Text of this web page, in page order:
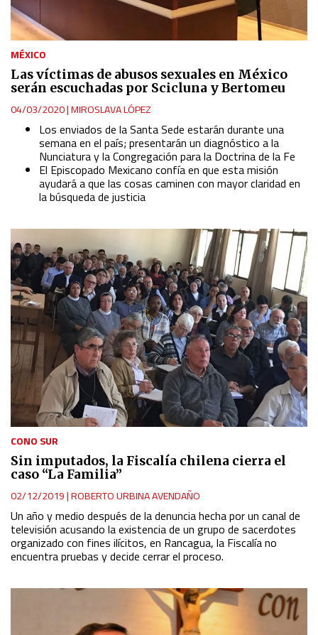
MÉXICO
Las víctimas de abusos sexuales en México
serán escuchadas por Scicluna y Bertomeu
04/03/2020|MIROSLAVA LÓPEZ
Los enviados de la Santa Sede estarán durante una
semana en el país; presentarán un diagnóstico a la
Nunciatura y la Congregación para la Doctrina de la Fe
El Episcopado Mexicano confía en que esta misión
ayudará a que las cosas caminen con mayor claridad en
la búsqueda de justicia
CONO SUR
Sin imputados, la Fiscalía chilena cierra el
caso “La Familia”
02/12/2019|ROBERTO URBINA AVENDAÑO
Un año y medio después de la denuncia hecha por un canal de
televisión acusando la existencia de un grupo de sacerdotes
organizado con fines ilícitos, en Rancagua, la Fiscalía no
encuentra pruebas y decide cerrar el proceso.